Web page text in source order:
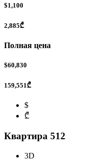
$1,100
2,885₾
Полная цена
$60,830
159,551₾
$
₾
Квартира 512
3D